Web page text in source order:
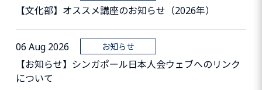
【文化部】オススメ講座のお知らせ（2026年）
06 Aug 2026 お知らせ
【お知らせ】シンガポール日本人会ウェブへのリンク
について